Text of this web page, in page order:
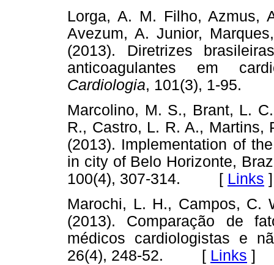
Lorga, A. M. Filho, Azmus,
Avezum, A. Junior,
(2013). Diretrizes
anticoagulantes em
Cardiologia, 101(3), 1-
Marcolino, M. S., Brant, L.
R., Castro, L. R. A., Martins,
(2013). Implementation of
in city of Belo Horizonte,
100(4), 307-314. [ Links ]
Marochi, L. H., Campos, C.
(2013). Comparação de
médicos cardiologistas e
26(4), 248-52. [ Links ]